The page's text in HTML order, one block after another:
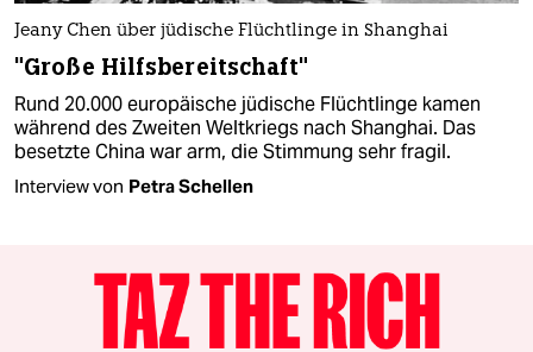
Jeany Chen über jüdische Flüchtlinge in Shanghai
"Große Hilfsbereitschaft"
Rund 20.000 europäische jüdische Flüchtlinge kamen
während des Zweiten Weltkriegs nach Shanghai. Das
besetzte China war arm, die Stimmung sehr fragil.
Interview von Petra Schellen